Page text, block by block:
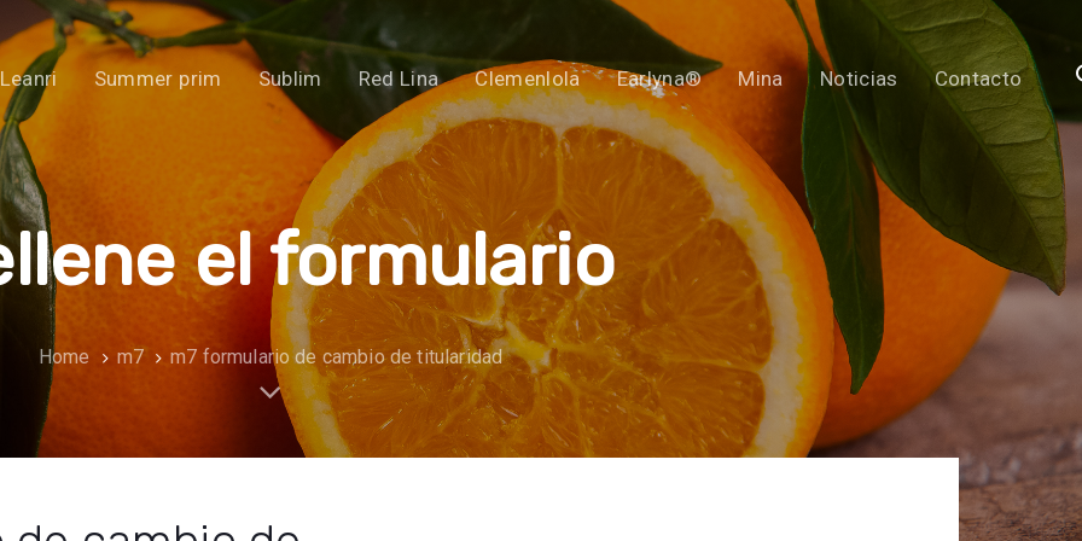
Leanri Summer prim Sublim Red Lina Clemenlola Earlyna® Mina Noticias Contacto
el formulario
Home m7 m7 formulario de cambio de titularidad